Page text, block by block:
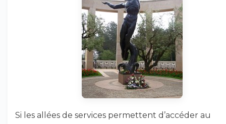
Si les allées de services permettent d’accéder au